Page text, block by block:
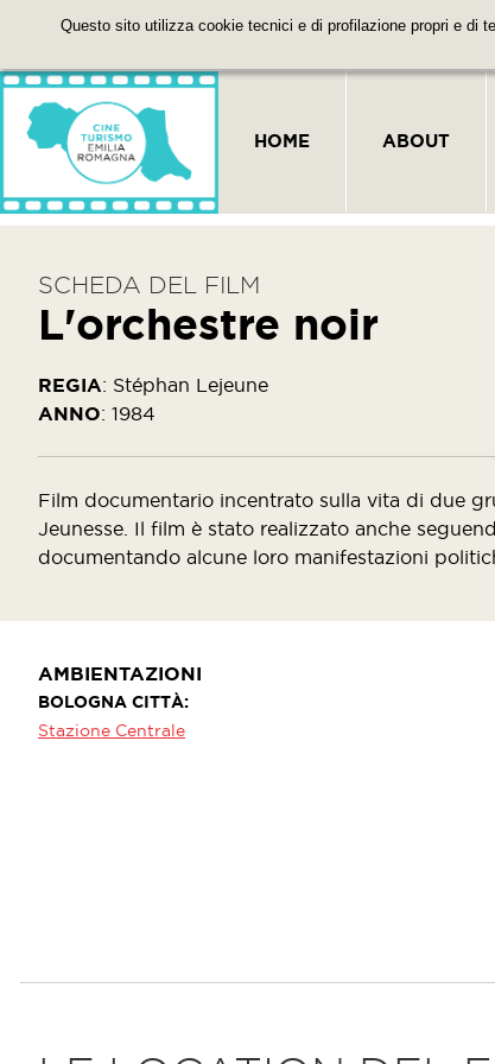
Questo sito utilizza cookie tecnici e di profilazione propri e di
HOME ABOUT
SCHEDA DEL FILM
L'orchestre noir
REGIA: Stéphan Lejeune
ANNO: 1984
Film documentario incentrato sulla vita di due
Jeunesse. Il film è stato realizzato anche
documentando alcune loro manifestazioni
AMBIENTAZIONI
BOLOGNA CITTÀ
Stazione Centrale